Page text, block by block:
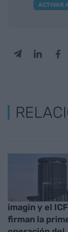
ACTIVAR
imagin y el ICF
firman la